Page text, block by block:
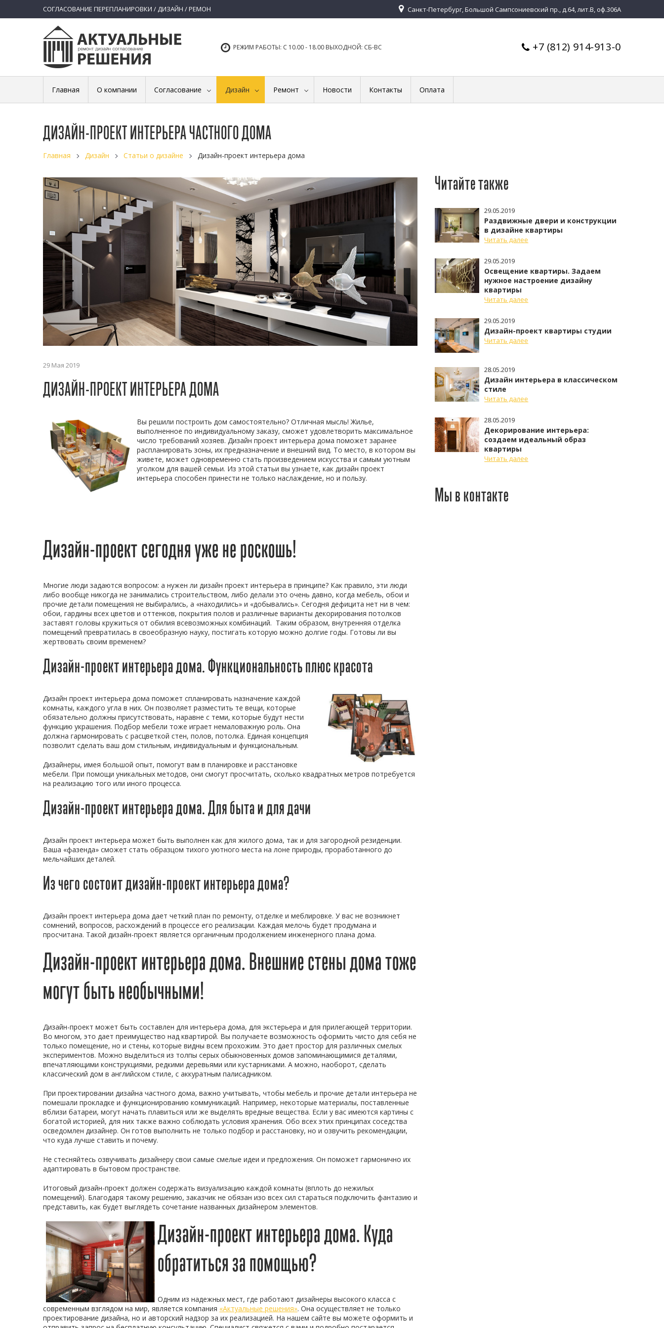
СОГЛАСОВАНИЕ ПЕРЕПЛАНИРОВКИ / ДИЗАЙН / РЕМОН Санкт-Петербург, Большой Сампсониевский пр., д.64, лит.В, оф.306А
+7 (812) 914-913-0
РЕЖИМ РАБОТЫ: С 10.00 - 18.00 ВЫХОДНОЙ: СБ-ВС
Главная О компании Согласование Дизайн Ремонт Новости Контакты Оплата
ДИЗАЙН-ПРОЕКТ ИНТЕРЬЕРА ЧАСТНОГО ДОМА
Главная Дизайн Статьи о дизайне Дизайн-проект интерьера дома
29 Мая 2019
ДИЗАЙН-ПРОЕКТ ИНТЕРЬЕРА ДОМА
Вы решили построить дом самостоятельно? Отличная мысль! Жилье,
выполненное по индивидуальному заказу, сможет удовлетворить максимальное
число требований хозяев. Дизайн проект интерьера дома поможет заранее
распланировать зоны, их предназначение и внешний вид. То место, в котором вы
живете, может одновременно стать произведением искусства и самым уютным
уголком для вашей семьи. Из этой статьи вы узнаете, как дизайн проект
интерьера способен принести не только наслаждение, но и пользу.
Дизайн-проект сегодня уже не роскошь!
Многие люди задаются вопросом: а нужен ли дизайн проект интерьера в принципе? Как правило, эти люди
либо вообще никогда не занимались строительством, либо делали это очень давно, когда мебель, обои и
прочие детали помещения не выбирались, а «находились» и «добывались». Сегодня дефицита нет ни в чем:
обои, гардины всех цветов и оттенков, покрытия полов и различные варианты декорирования потолков
заставят головы кружиться от обилия всевозможных комбинаций. Таким образом, внутренняя отделка
помещений превратилась в своеобразную науку, постигать которую можно долгие годы. Готовы ли вы
жертвовать своим временем?
Дизайн-проект интерьера дома. Функциональность плюс красота
Дизайн проект интерьера дома поможет спланировать назначение каждой
комнаты, каждого угла в них. Он позволяет разместить те вещи, которые
обязательно должны присутствовать, наравне с теми, которые будут нести
функцию украшения. Подбор мебели тоже играет немаловажную роль. Она
должна гармонировать с расцветкой стен, полов, потолка. Единая концепция
позволит сделать ваш дом стильным, индивидуальным и функциональным.
Дизайнеры, имея большой опыт, помогут вам в планировке и расстановке
мебели. При помощи уникальных методов, они смогут просчитать, сколько квадратных метров потребуется
на реализацию того или иного процесса.
Дизайн-проект интерьера дома. Для быта и для дачи
Дизайн проект интерьера может быть выполнен как для жилого дома, так и для загородной резиденции.
Ваша «фазенда» сможет стать образцом тихого уютного места на лоне природы, проработанного до
мельчайших деталей.
Из чего состоит дизайн-проект интерьера дома?
Дизайн проект интерьера дома дает четкий план по ремонту, отделке и меблировке. У вас не возникнет
сомнений, вопросов, расхождений в процессе его реализации. Каждая мелочь будет продумана и
просчитана. Такой дизайн-проект является органичным продолжением инженерного плана дома.
Дизайн-проект интерьера дома. Внешние стены дома тоже
могут быть необычными!
Дизайн-проект может быть составлен для интерьера дома, для экстерьера и для прилегающей территории.
Во многом, это дает преимущество над квартирой. Вы получаете возможность оформить чисто для себя не
только помещение, но и стены, которые видны всем прохожим. Это дает простор для различных смелых
экспериментов. Можно выделиться из толпы серых обыкновенных домов запоминающимися деталями,
впечатляющими конструкциями, редкими деревьями или кустарниками. А можно, наоборот, сделать
классический дом в английском стиле, с аккуратным палисадником.
При проектировании дизайна частного дома, важно учитывать, чтобы мебель и прочие детали интерьера не
помешали прокладке и функционированию коммуникаций. Например, некоторые материалы, поставленные
вблизи батареи, могут начать плавиться или же выделять вредные вещества. Если у вас имеются картины с
богатой историей, для них также важно соблюдать условия хранения. Обо всех этих принципах соседства
осведомлен дизайнер. Он готов выполнить не только подбор и расстановку, но и озвучить рекомендации,
что куда лучше ставить и почему.
Не стесняйтесь озвучивать дизайнеру свои самые смелые идеи и предложения. Он поможет гармонично их
адаптировать в бытовом пространстве.
Итоговый дизайн-проект должен содержать визуализацию каждой комнаты (вплоть до нежилых
помещений). Благодаря такому решению, заказчик не обязан изо всех сил стараться подключить фантазию и
представить, как будет выглядеть сочетание названных дизайнером элементов.
Дизайн-проект интерьера дома. Куда
обратиться за помощью?
Одним из надежных мест, где работают дизайнеры высокого класса с
современным взглядом на мир, является компания «Актуальные решения». Она осуществляет не только
проектирование дизайна, но и авторский надзор за их реализацией. На нашем сайте вы можете оформить и
Читайте также
29.05.2019
Раздвижные двери и конструкции
в дизайне квартиры
Читать далее
29.05.2019
Освещение квартиры. Задаем
нужное настроение дизайну
квартиры
Читать далее
29.05.2019
Дизайн-проект квартиры студии
Читать далее
28.05.2019
Дизайн интерьера в классическом
стиле
Читать далее
28.05.2019
Декорирование интерьера:
создаем идеальный образ
квартиры
Читать далее
Мы в контакте